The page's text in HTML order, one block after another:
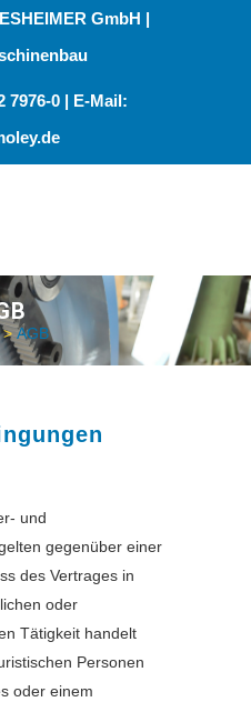
GmbH |
7976-0 | E-Mail:
AGB
und
gegenüber einer
des Vertrages in
oder
Tätigkeit handelt
Personen
oder einem